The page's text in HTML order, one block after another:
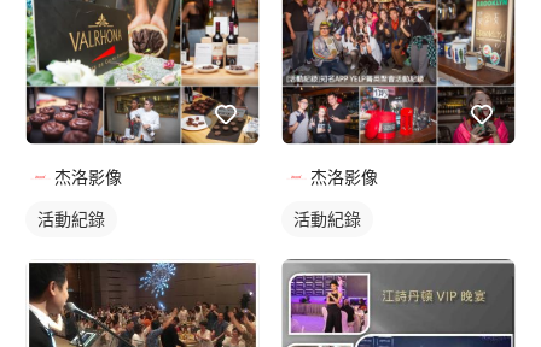
杰洛影像
活動紀錄
杰洛影像
活動紀錄